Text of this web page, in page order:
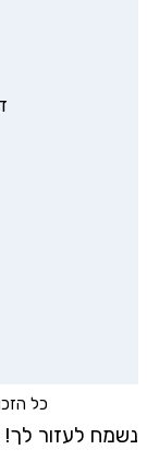
כל
נשמח לעזור לך!